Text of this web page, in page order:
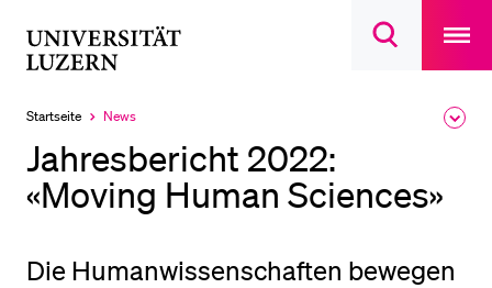
Suchdialog
main
Startseite
Aktuell
ausgewählt
News
Jahresbericht 2022:
«Moving Human Sciences»
Die Humanwissenschaften bewegen
LETZTE SUCHEN
DIE UNI FÜR…
Schulklassen und Lehrpersonen
Studierende